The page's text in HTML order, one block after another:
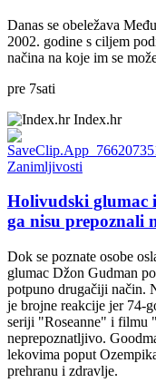
Danas se obeležava
2002. godine s ciljem
načina na koje im se
pre 7sati
Index.hr
Zanimljivosti
Holivudski glumac
ga nisu prepoznali
Dok se poznate osobe
glumac Džon Gudman
potpuno drugačiji način.
je brojne reakcije jer 74-
seriji "Roseanne" i filmu
neprepoznatljivo.
lekovima poput
prehranu i zdravlje.